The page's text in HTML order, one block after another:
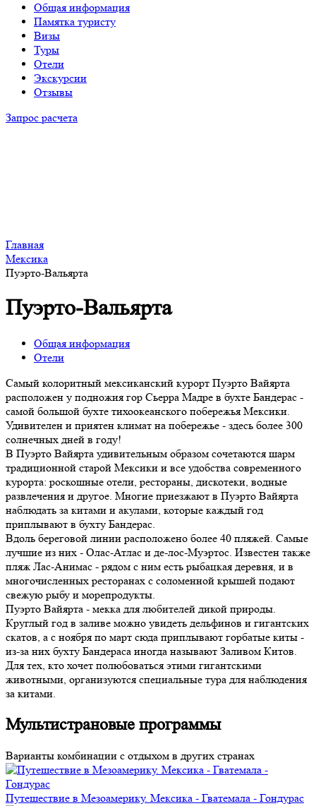
Общая информация
Памятка туристу
Визы
Туры
Отели
Экскурсии
Отзывы
Запрос расчета
Главная
Мексика
Пуэрто-Вальярта
Пуэрто-Вальярта
Общая информация
Отели
Самый колоритный мексиканский курорт Пуэрто Вайярта
расположен у подножия гор Сьерра Мадре в бухте Бандерас -
самой большой бухте тихоокеанского побережья Мексики.
Удивителен и приятен климат на побережье - здесь более 300
солнечных дней в году!
В Пуэрто Вайярта удивительным образом сочетаются шарм
традиционной старой Мексики и все удобства современного
курорта: роскошные отели, рестораны, дискотеки, водные
развлечения и другое. Многие приезжают в Пуэрто Вайярта
наблюдать за китами и акулами, которые каждый год
приплывают в бухту Бандерас.
Вдоль береговой линии расположено более 40 пляжей. Самые
лучшие из них - Олас-Атлас и де-лос-Муэртос. Известен также
пляж Лас-Анимас - рядом с ним есть рыбацкая деревня, и в
многочисленных ресторанах с соломенной крышей подают
свежую рыбу и морепродукты.
Пуэрто Вайярта - мекка для любителей дикой природы.
Круглый год в заливе можно увидеть дельфинов и гигантских
скатов, а с ноября по март сюда приплывают горбатые киты -
из-за них бухту Бандераса иногда называют Заливом Китов.
Для тех, кто хочет полюбоваться этими гигантскими
животными, организуются специальные тура для наблюдения
за китами.
Мультистрановые программы
Варианты комбинации с отдыхом в других странах
Путешествие в Мезоамерику. Мексика - Гватемала - Гондурас